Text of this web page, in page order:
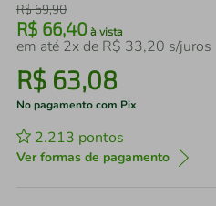
R$69,90
R$ 66,40 à vista
em até 2x de R$ 33,20 s/juros
R$ 63,08
No pagamento com Pix
2.213 pontos
Ver formas de pagamento